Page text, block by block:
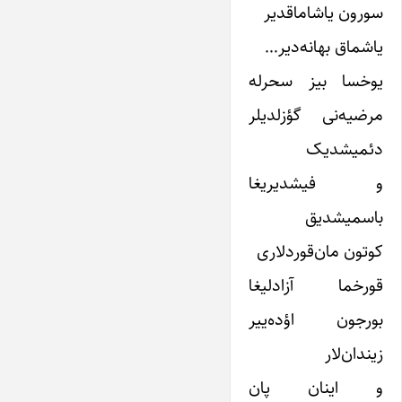
سورون یاشاماقدیر
یاشماق بهانه‌دیر…
یوخسا بیز سحرله
مرضیه‌نی گؤزلدیلر
دئمیشدیک
و فیشدیریغا
باسمیشدیق
کوتون مان‌قوردلاری
قورخما آزادلیغا
بورجون اؤده‌ییر
زیندان‌لار
و اینان پان